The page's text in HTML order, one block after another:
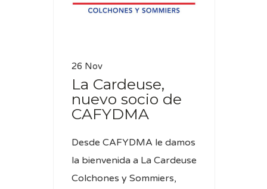
26 Nov
La Cardeuse,
nuevo socio de
CAFYDMA
Desde CAFYDMA le damos
la bienvenida a La Cardeuse
Colchones y Sommiers,